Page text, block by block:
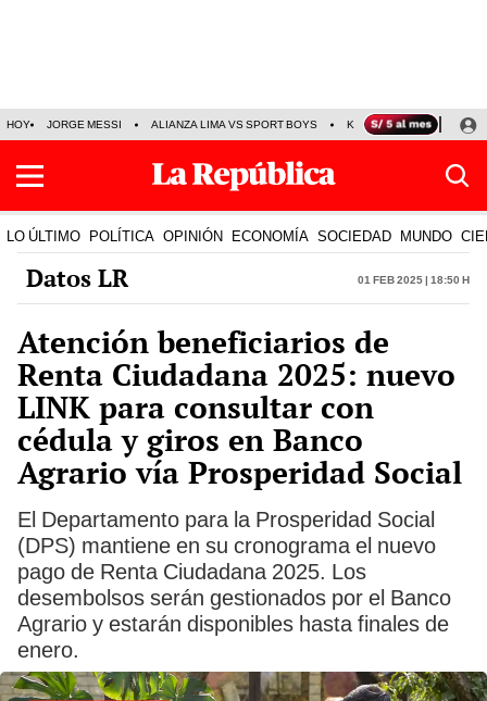
HOY JORGE MESSI ALIANZA LIMA VS SPORT BOYS KENJI FUJIMORI
LO ÚLTIMO POLÍTICA OPINIÓN ECONOMÍA SOCIEDAD MUNDO
Datos LR 01 Feb 2025 | 18:50 h
Atención beneficiarios de
Renta Ciudadana 2025: nuevo
LINK para consultar con
cédula y giros en Banco
Agrario vía Prosperidad Social
El Departamento para la Prosperidad Social
(DPS) mantiene en su cronograma el nuevo
pago de Renta Ciudadana 2025. Los
desembolsos serán gestionados por el Banco
Agrario y estarán disponibles hasta finales de
enero.